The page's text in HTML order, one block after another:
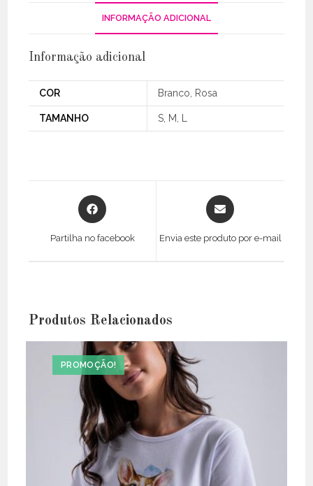
INFORMAÇÃO ADICIONAL
Informação adicional
COR Branco, Rosa
TAMANHO S, M, L
Opens
in
Partilha no facebook
Opens
in
Envia este produto por e-mail
Produtos Relacionados
PROMOÇÃO!